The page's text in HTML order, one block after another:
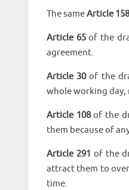
The sameArticle 158
Article 65of the
agreement.
Article 30of the
whole working
Article 108of the
them because of
Article 291 of the
attract them to
time.